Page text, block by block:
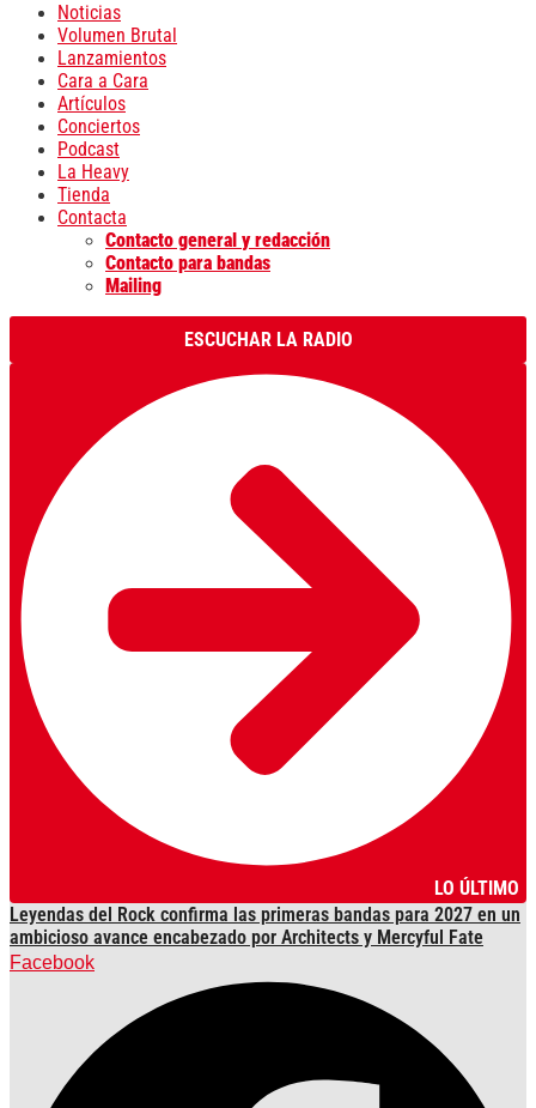
Noticias
Volumen Brutal
Lanzamientos
Cara a Cara
Artículos
Conciertos
Podcast
La Heavy
Tienda
Contacta
Contacto general y redacción
Contacto para bandas
Mailing
ESCUCHAR LA RADIO
LO ÚLTIMO
Leyendas del Rock confirma las primeras bandas para 2027 en un
ambicioso avance encabezado por Architects y Mercyful Fate
Facebook